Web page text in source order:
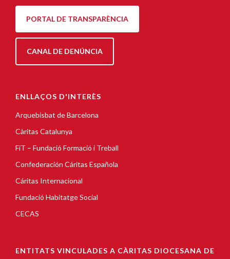
PORTAL DE TRANSPARÈNCIA
CANAL DE DENÚNCIA
ENLLAÇOS D'INTERÈS
Arquebisbat de Barcelona
Càritas Catalunya
FiT – Fundació Formació i Treball
Confederación Cáritas Española
Cáritas Internacional
Fundació Habitatge Social
CECAS
ENTITATS VINCULADES A CÀRITAS DIOCESANA DE